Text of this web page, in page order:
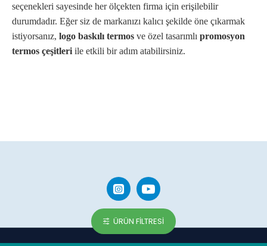
seçenekleri sayesinde her ölçekten firma için erişilebilir
durumdadır. Eğer siz de markanızı kalıcı şekilde öne çıkarmak
istiyorsanız, logo baskılı termos ve özel tasarımlı promosyon
termos çeşitleri ile etkili bir adım atabilirsiniz.
ÜRÜN FILTRESI